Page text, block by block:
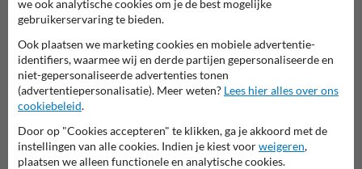
Ruiterroutebord
119x109mm met pijl -
klasse 3
Ruiterroutebord
119x109mm met pijl en
we ook analytische cookies om je de best mogelijke
gebruikerservaring te bieden.
Ook plaatsen we marketing cookies en mobiele advertentie-
identifiers, waarmee wij en derde partijen gepersonaliseerde en
niet-gepersonaliseerde advertenties tonen
(advertentiepersonalisatie). Meer weten? Lees hier alles over ons
cookiebeleid.
Door op "Cookies accepteren" te klikken, ga je akkoord met de
instellingen van alle cookies. Indien je kiest voorweigeren,
plaatsen we alleen functionele en analytische cookies.